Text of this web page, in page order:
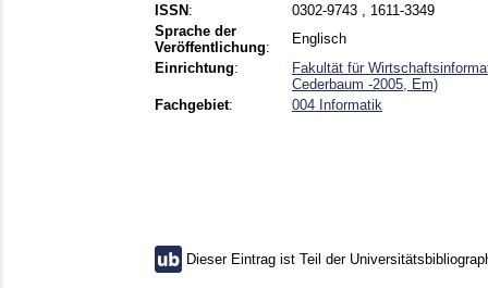
ISSN :
0302-9743 , 1611-3349
Sprache der
Veröffentlichung:
Englisch
Einrichtung:
Fakultät für
Cederbaum -2005, Em)
Fachgebiet: 004 Informatik
Dieser Eintrag ist Teil der